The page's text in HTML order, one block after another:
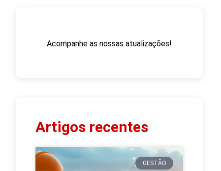
Acompanhe as nossas atualizações!
Artigos recentes
GESTÃO